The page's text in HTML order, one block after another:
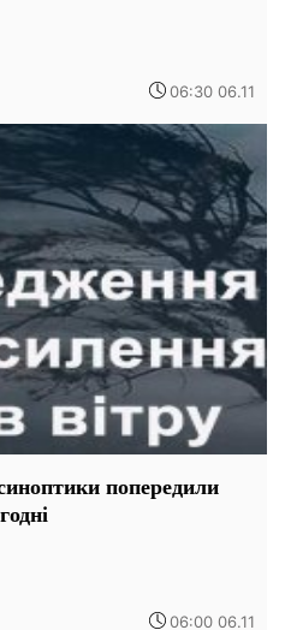
06:30 06.11
попередили
06:00 06.11